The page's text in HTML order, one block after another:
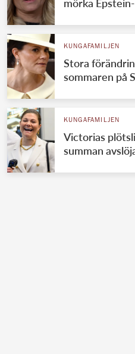
mörka
KUNGAFAMILJEN
Stora
sommaren på
KUNGAFAMILJEN
Victorias
summan